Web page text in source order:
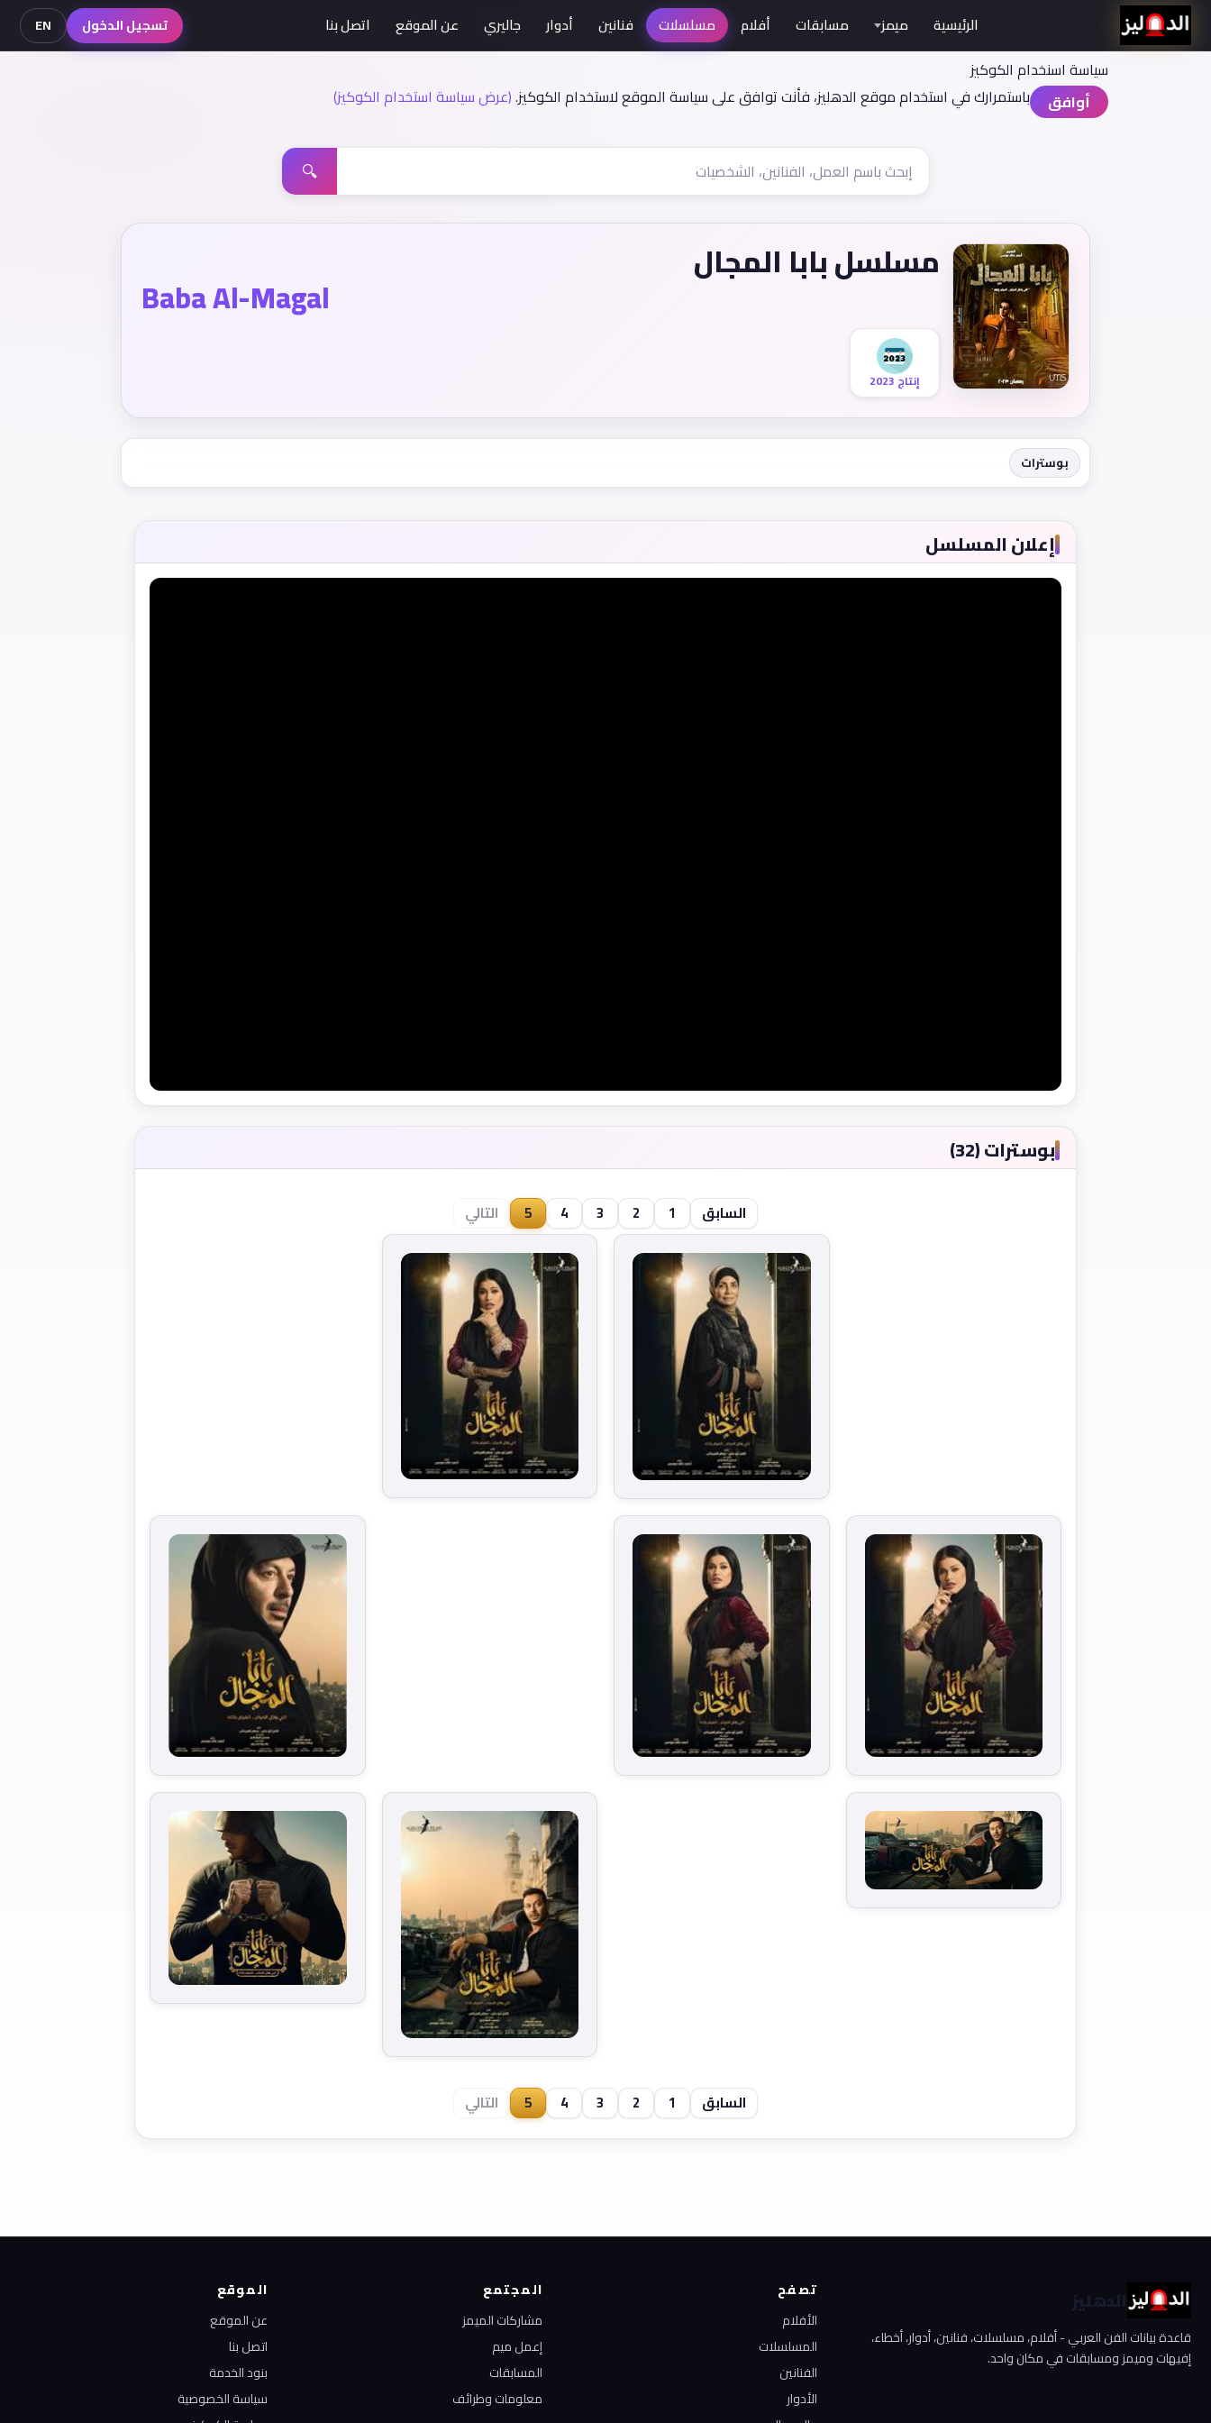
سياسة اسنخدام الكوكيز
أوافق
باستمرارك في استخدام موقع الدهليز، فأنت توافق على سياسة الموقع لاستخدام الكوكيز.(عرض سياسة استخدام الكوكيز)
الرئيسية ميمز مسابقات أفلام مسلسلات فنانين أدوار جاليري عن الموقع اتصل بنا تسجيل الدخول EN
🔍
مسلسل بابا المجال
Baba Al-Magal
إنتاج 2023
بوسترات
إعلان المسلسل
بوسترات (32)
السابق 1
2
3
4
5 التالي
السابق 1
2
3
4
5 التالي
الدهليز
قاعدة بيانات الفن العربي - أفلام، مسلسلات، فنانين، أدوار، أخطاء،
إفيهات وميمز ومسابقات في مكان واحد.
تصفح
الأفلام
المسلسلات
الفنانين
الأدوار
المجتمع
مشاركات الميمز
إعمل ميم
المسابقات
معلومات وطرائف
الموقع
عن الموقع
اتصل بنا
بنود الخدمة
سياسة الخصوصية